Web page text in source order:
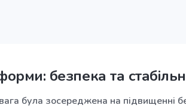
безпека та
була зосереджена на підвищенні